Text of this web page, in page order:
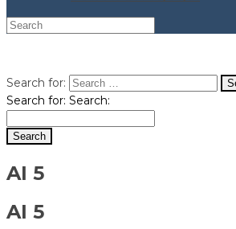
Search for:
Search for: Search:
AI 5
AI 5